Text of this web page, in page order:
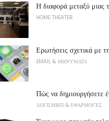
Η διαφορά μεταξύ
HOME THEATER
Ερωτήσεις σχετικά με
EMAIL & ΜΗΝΎΜΑΤΑ
Πώς να
ΛΟΓΙΣΜΙΚΌ & ΕΦΑΡΜΟΓΈΣ